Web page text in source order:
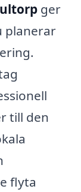
ger
planerar
till den
flyta